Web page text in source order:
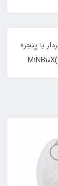
با پنجره